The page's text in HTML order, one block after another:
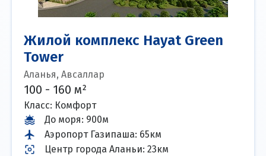
Жилой комплекс Hayat Green
Tower
Аланья, Авсаллар
100 - 160 м²
Класс: Комфорт
До моря: 900м
Аэропорт Газипаша: 65км
Центр города Аланьи: 23км